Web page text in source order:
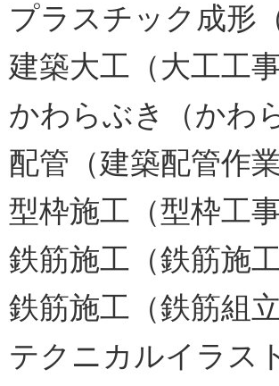
プラスチック成形
建築大工（大工工
かわらぶき（かわ
配管（建築配管作
型枠施工（型枠工
鉄筋施工（鉄筋施
鉄筋施工（鉄筋組
テクニカルイラ